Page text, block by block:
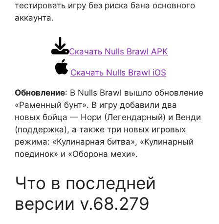
тестировать игру без риска бана основного
аккаунта.
Скачать Nulls Brawl APK
Скачать Nulls Brawl iOS
Обновление: В Nulls Brawl вышло обновление
«Раменный бунт». В игру добавили два
новых бойца — Нори (Легендарный) и Венди
(поддержка), а также три новых игровых
режима: «Кулинарная битва», «Кулинарный
поединок» и «Оборона мехи».
Что в последней
версии v.68.279